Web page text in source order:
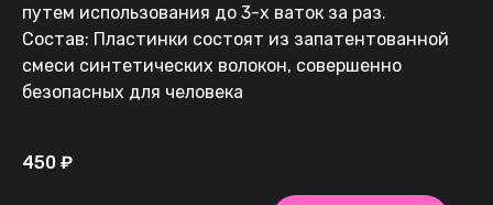
путем использования до 3-х ваток за раз.
Состав: Пластинки состоят из запатентованной
смеси синтетических волокон, совершенно
безопасных для человека
450 ₽